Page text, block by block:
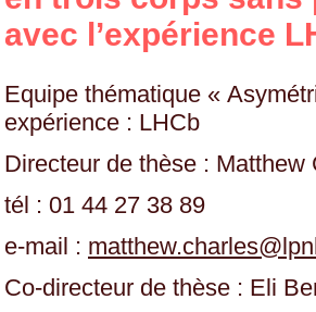
avec l’expérience
Equipe thématique «
expérience : LHCb
Directeur de thèse : Matthew
tél : 01 44 27 38 89
e-mail : matthew.charles@
Co-directeur de thèse : Eli